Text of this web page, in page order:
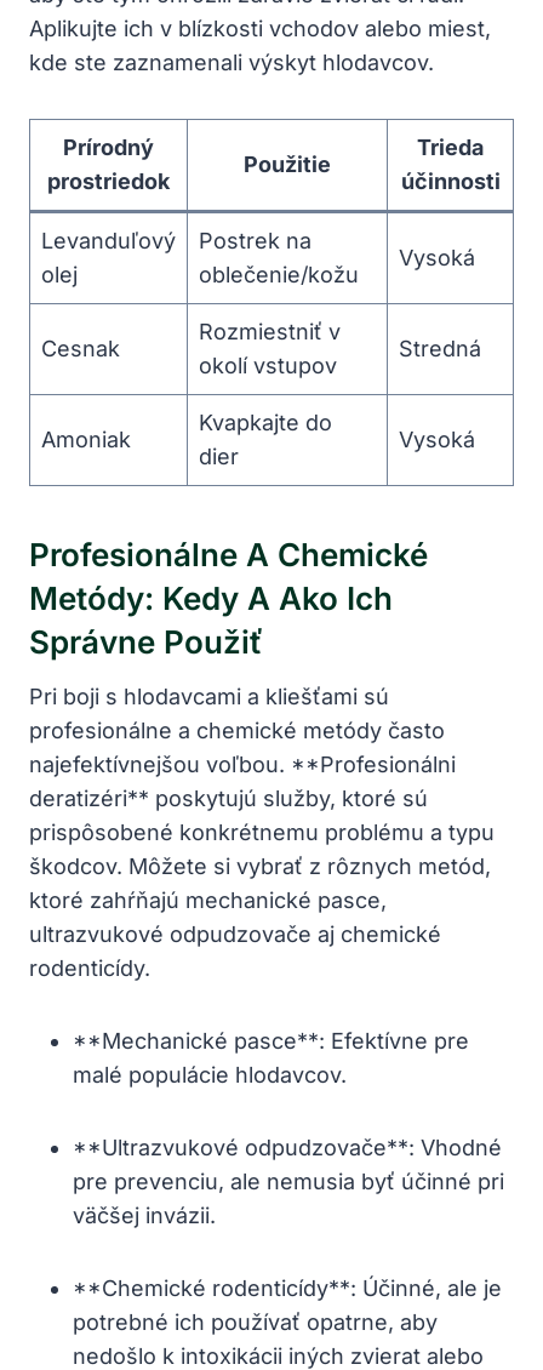
Aplikujte‍ ich v ‌blízkosti vchodov alebo miest,
⁣kde ste​ zaznamenali výskyt hlodavcov.
Prírodný
prostriedok
Použitie
Trieda
účinnosti
Levanduľový​
olej
Postrek na⁤
oblečenie/kožu
Vysoká
Cesnak
Rozmiestniť v
okolí ​vstupov
Stredná
Amoniak
Kvapkajte do
dier
Vysoká
Profesionálne A Chemické
Metódy: Kedy ⁢a Ako⁤ Ich
⁢správne ⁣použiť
Pri⁢ boji s​ hlodavcami a ‍kliešťami sú​
profesionálne a chemické metódy ⁤často
najefektívnejšou⁣ voľbou. **Profesionálni
deratizéri**⁢ poskytujú služby, ktoré sú‌
prispôsobené ‍konkrétnemu ⁢problému a typu
škodcov. ‍Môžete ‍si⁤ vybrať z ⁤rôznych metód,
ktoré zahŕňajú mechanické pasce,
ultrazvukové odpudzovače aj ‌chemické
rodenticídy.
**Mechanické pasce**: Efektívne⁢ pre
malé populácie hlodavcov.
**Ultrazvukové odpudzovače**: Vhodné
pre ⁤prevenciu, ale nemusia byť účinné pri
‍väčšej invázii.
**Chemické rodenticídy**: Účinné, ale je
potrebné ich používať opatrne, aby ​
nedošlo ⁢k intoxikácii iných zvierat⁣ alebo